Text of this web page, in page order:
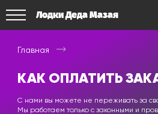
Лодки Деда Мазая
Главная
КАК ОПЛАТИТЬ
С нами вы можете не переживать за
Мы работаем только с законными и